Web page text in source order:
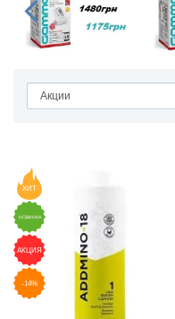
ХИТ
НОВИНКА
АКЦИЯ
-14%